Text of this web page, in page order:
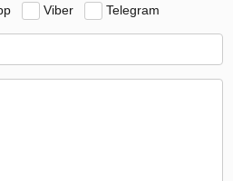
Viber Telegram